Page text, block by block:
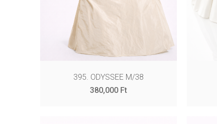
395. ODYSSEE M/38
380,000 Ft